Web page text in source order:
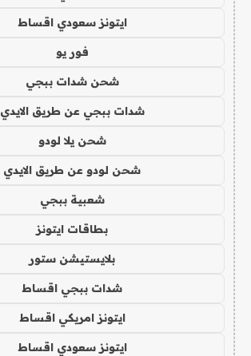
ايتونز سعودي اقساط
فور يو
شحن شدات ببجي
شدات ببجي عن طريق الايدي
شحن يلا لودو
شحن لودو عن طريق الايدي
شعبية ببجي
بطاقات ايتونز
بلايستيشن ستور
شدات ببجي اقساط
ايتونز امريكي اقساط
ايتونز سعودي اقساط